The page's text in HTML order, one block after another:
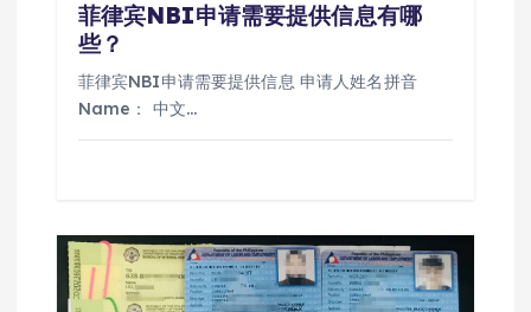
菲律宾NBI申请需要提供信息有哪
些？
菲律宾NBI申请需要提供信息 申请人姓名拼音
Name： 中文…